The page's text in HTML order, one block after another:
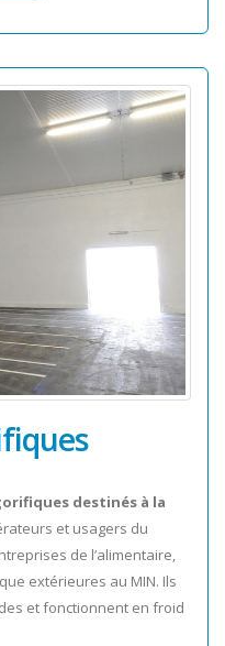
destinés à la
et usagers du
de l’alimentaire,
extérieures au MIN. Ils
et fonctionnent en froid